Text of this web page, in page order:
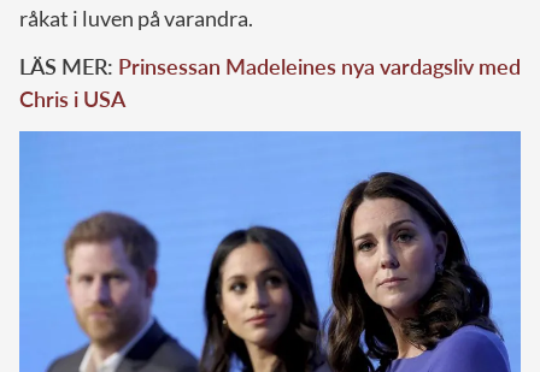
råkat i luven på varandra.
LÄS MER: Prinsessan Madeleines nya vardagsliv med
Chris i USA